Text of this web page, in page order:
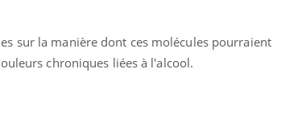
sur la manière dont ces molécules pourraient
chroniques liées à l'alcool.